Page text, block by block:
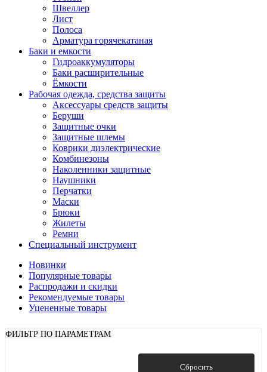
Швеллер
Лист
Полоса
Арматура горячекатаная
Баки и емкости
Гидроаккумуляторы
Баки расширительные
Ёмкости
Рабочая одежда, средства защиты
Аксессуары средств защиты
Беруши
Защитные очки
Защитные шлемы
Коврики диэлектрические
Комбинезоны
Наколенники защитные
Наушники
Перчатки
Маски
Брюки
Жилеты
Ремни
Специальный инструмент
Новинки
Популярные товары
Распродажи и скидки
Рекомендуемые товары
Уцененные товары
ФИЛЬТР ПО ПАРАМЕТРАМ
Сбросить